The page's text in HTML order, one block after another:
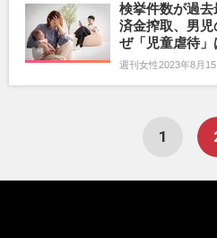
検挙件数が過
済金搾取、男
ぜ「児童虐待
週刊女性2023年8月
1